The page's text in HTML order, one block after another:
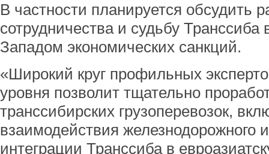
В частности планируется обсудить
сотрудничества и судьбу Транссиба
Западом экономических санкций.
«Широкий круг профильных
уровня позволит тщательно
транссибирских грузоперевозок,
взаимодействия железнодорожного
интеграции Транссиба в